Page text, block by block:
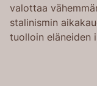
valottaa
stalinismin
tuolloin eläneiden